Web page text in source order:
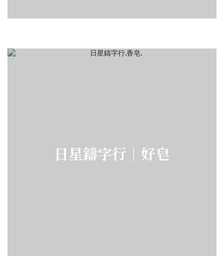
日星鑄字行｜好皂